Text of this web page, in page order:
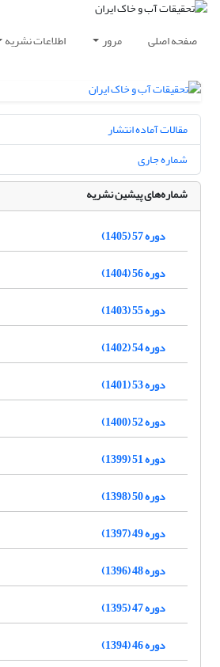
صفحه اصلی مرور اطلاعات نشریه
مقالات آماده انتشار
شماره جاری
شماره‌های پیشین نشریه
دوره 57 (1405)
دوره 56 (1404)
دوره 55 (1403)
دوره 54 (1402)
دوره 53 (1401)
دوره 52 (1400)
دوره 51 (1399)
دوره 50 (1398)
دوره 49 (1397)
دوره 48 (1396)
دوره 47 (1395)
دوره 46 (1394)